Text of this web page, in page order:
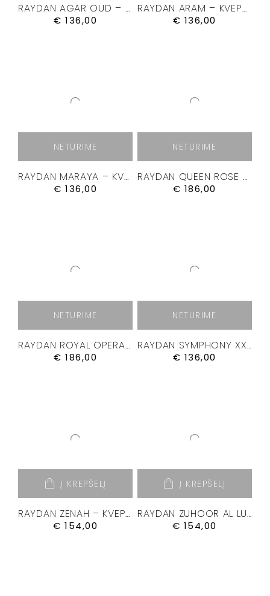
RAYDAN AGAR OUD – KVEPALAI 50ML.
€ 136,00
RAYDAN ARAM – KVEPALAI 50ML.
€ 136,00
NETURIME
RAYDAN MARAYA – KVEPALAI 50ML.
€ 136,00
NETURIME
RAYDAN QUEEN ROSE – KVEPALAI 100ML.
€ 186,00
NETURIME
RAYDAN ROYAL OPERA – KVEPALAI 100ML.
€ 186,00
NETURIME
RAYDAN SYMPHONY XXIII – KVEPALAI 50ML
€ 136,00
Į KREPŠELĮ
RAYDAN ZENAH – KVEPALAI 100ML.
€ 154,00
Į KREPŠELĮ
RAYDAN ZUHOOR AL LUBAN – KVEPALAI 100ML.
€ 154,00